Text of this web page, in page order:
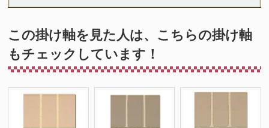
この掛け軸を見た人は、こちらの掛け軸
もチェックしています！